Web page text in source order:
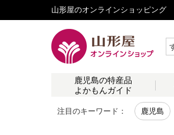
山形屋のオンラインショッピング
鹿児島の特産品
よかもんガイド
注目のキーワード： 鹿児島